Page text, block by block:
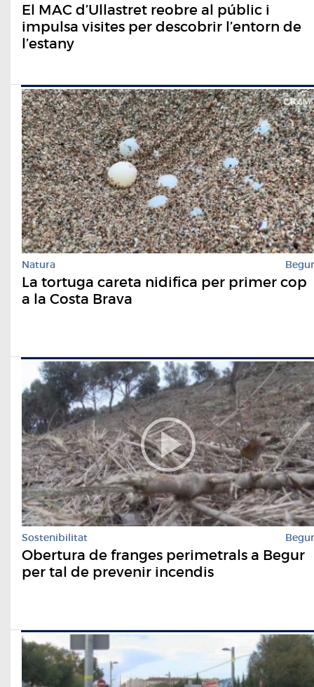
El MAC d’Ullastret reobre al públic i
impulsa visites per descobrir l’entorn de
l’estany
Natura Begur
La tortuga careta nidifica per primer cop
a la Costa Brava
Sostenibilitat Begur
Obertura de franges perimetrals a Begur
per tal de prevenir incendis